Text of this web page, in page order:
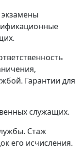
Гарантии для
служащих.
Стаж
его исчисления.